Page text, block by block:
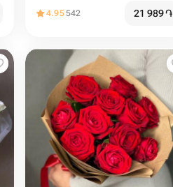
4.95542 21 989֏